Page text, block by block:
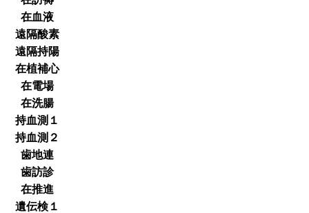
在血液
遠隔酸素
遠隔持陽
在植補心
在電場
在洗腸
持血測１
持血測２
歯地連
歯訪診
在推進
遺伝検１